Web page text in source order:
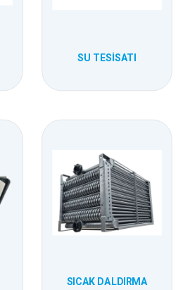
SU TESISATI
SICAK DALDIRMA